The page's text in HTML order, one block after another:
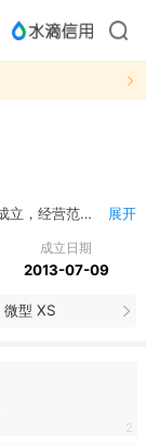
简介：天津市明茹裕商贸有限公司,2013年07月09日成立，经营范围包括金属材料、金属制品、生铁、焊丝、焊接材料、五金电料、建筑材料、装饰装修材料、铁矿石、铁精粉、机械设备、化工产品（危险品及易制毒品除外）批发零售。（以上经营范围涉及行业许可的凭许可证件在有效期限内经营，国家有专项专营规定的按规定办理） 展开
成立日期
2013-07-09
微型 XS
2